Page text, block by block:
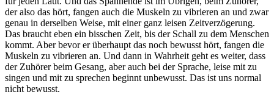
der also das hört, fangen auch die Muskeln zu vibrieren an und zwar
genau in derselben Weise, mit einer ganz leisen Zeitverzögerung.
Das braucht eben ein bisschen Zeit, bis der Schall zu dem Menschen
kommt. Aber bevor er überhaupt das noch bewusst hört, fangen die
Muskeln zu vibrieren an. Und dann in Wahrheit geht es weiter, dass
der Zuhörer beim Gesang, aber auch bei der Sprache, leise mit zu
singen und mit zu sprechen beginnt unbewusst. Das ist uns normal
nicht bewusst.